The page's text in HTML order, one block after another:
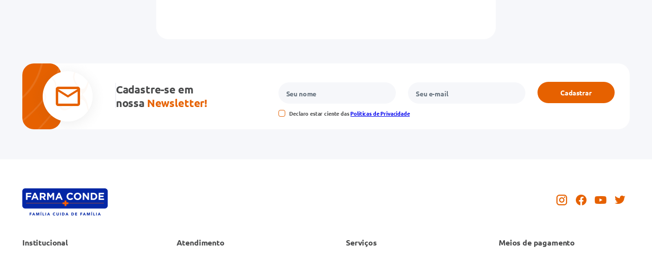
Cadastre-se em
nossa Newsletter!
Declaro estar ciente dasPolíticas de Privacidade
Cadastrar
Institucional Atendimento Serviços Meios de pagamento